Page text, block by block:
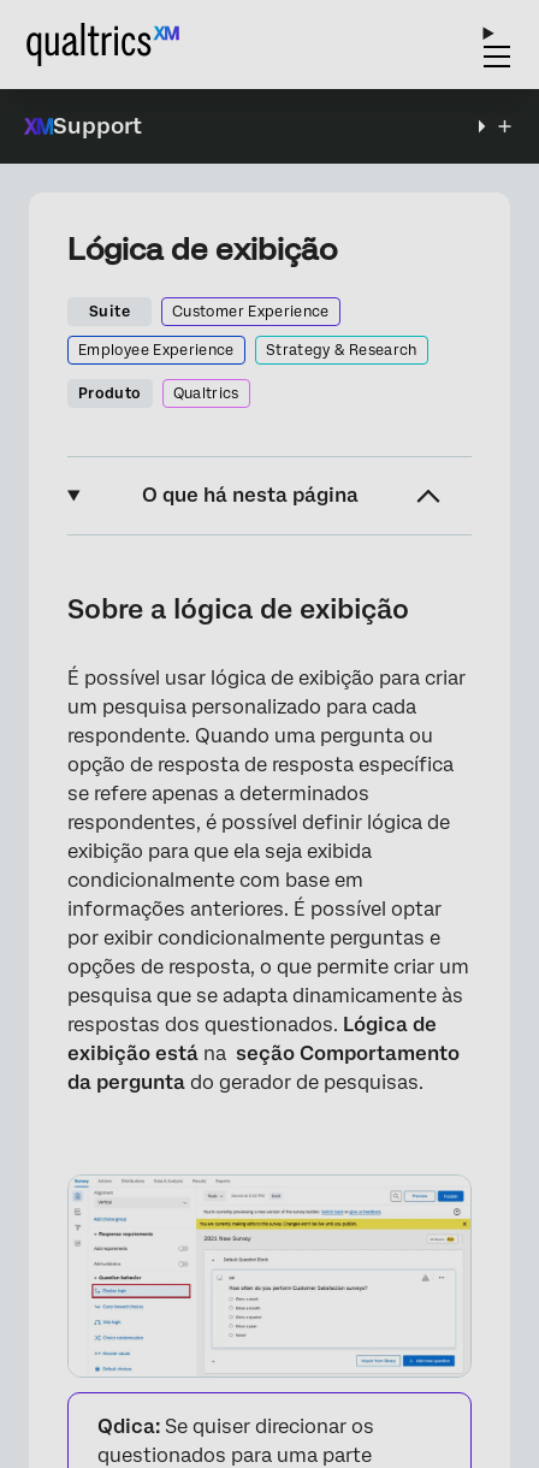
Support
Lógica de exibição
Suite Customer Experience
Employee Experience Strategy & Research
Produto Qualtrics
O que há nesta página
Configurando a lógica de exibição da
Configurando a Lógica de exibição de
escolha de resposta
Edição e remoção da lógica de exibição
Ocultar perguntas e opções de resposta
Usando a lógica de exibição na página
Solução de problemas de lógica de exibição
Lógica de exibição em diferentes tipos de
Perguntas frequentes
Sobre a lógica de exibição
É possível usar lógica de exibição para criar
um pesquisa personalizado para cada
respondente. Quando uma pergunta ou
opção de resposta de resposta específica
se refere apenas a determinados
respondentes, é possível definir lógica de
exibição para que ela seja exibida
condicionalmente com base em
informações anteriores. É possível optar
por exibir condicionalmente perguntas e
opções de resposta, o que permite criar um
pesquisa que se adapta dinamicamente às
respostas dos questionados. Lógica de
exibição está na seção Comportamento
da pergunta do gerador de pesquisas.
Qdica: Se quiser direcionar os
questionados para uma parte